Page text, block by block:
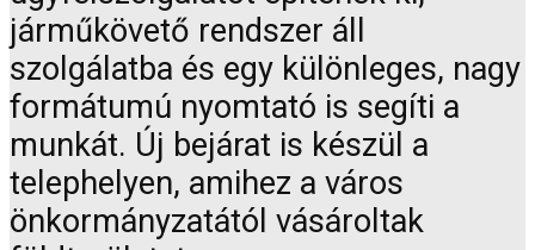
járműkövető rendszer áll
szolgálatba és egy különleges, nagy
formátumú nyomtató is segíti a
munkát. Új bejárat is készül a
telephelyen, amihez a város
önkormányzatától vásároltak